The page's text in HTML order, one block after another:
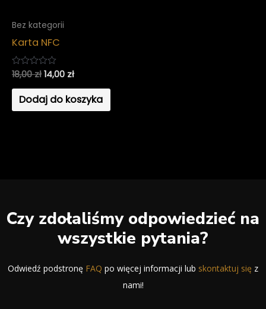
Bez kategorii
Karta NFC
Oceniono
na
18,00zł14,00 zł
Dodaj do koszyka
Czy zdołaliśmy odpowiedzieć na
wszystkie pytania?
Odwiedź podstronę FAQ po więcej informacji lub skontaktuj się z
nami!